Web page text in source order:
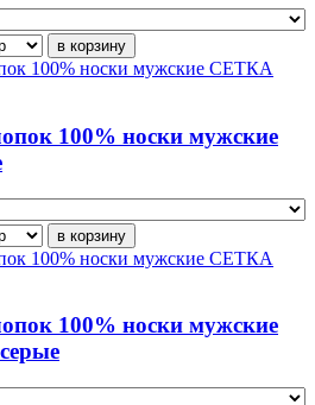
100% носки мужские
100% носки мужские